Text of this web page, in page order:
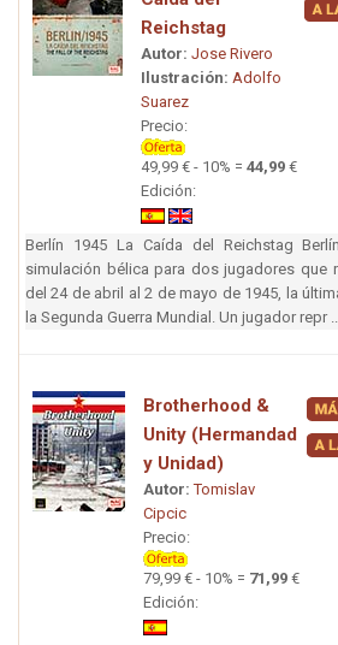
Reichstag
Autor: Jose Rivero
Ilustración: Adolfo
Suarez
Precio:
49,99 € - 10% = 44,99 €
Edición:
Berlín 1945 La Caída del Reichstag
simulación bélica para dos jugadores que
del 24 de abril al 2 de mayo de 1945, la
la Segunda Guerra Mundial. Un jugador repr
Brotherhood &
Unity (Hermandad
y Unidad)
Autor: Tomislav
Cipcic
Precio:
79,99 € - 10% = 71,99 €
Edición: